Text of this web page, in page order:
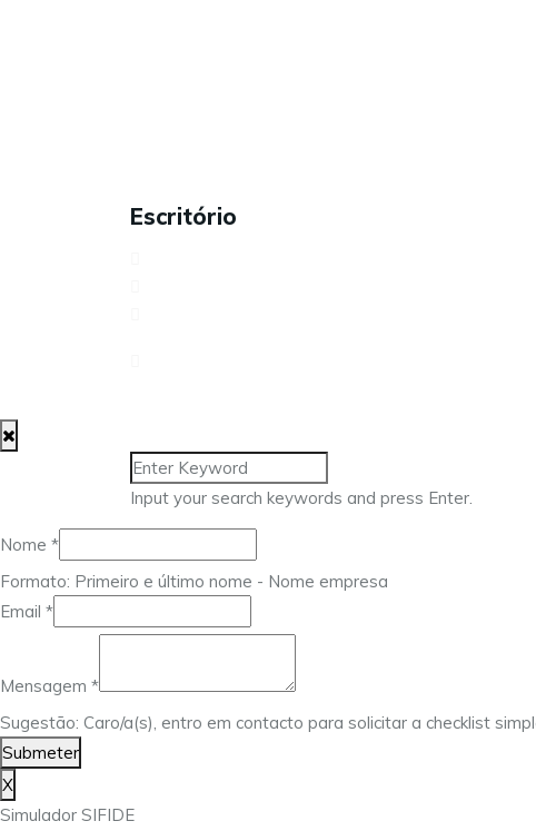
Escritório
Input your search keywords and press Enter.
Nome *
Formato: Primeiro e último nome - Nome empresa
Email
Email *
Mensagem *
Sugestão: Caro/a(s), entro em contacto para solicitar a checklist
Submeter
X
Simulador SIFIDE